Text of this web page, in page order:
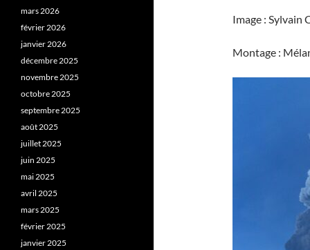
Image : Sylvain
Montage :
mars 2026
février 2026
janvier 2026
décembre 2025
novembre 2025
octobre 2025
septembre 2025
août 2025
juillet 2025
juin 2025
mai 2025
avril 2025
mars 2025
février 2025
janvier 2025